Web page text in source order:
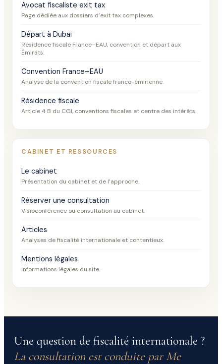
Avocat fiscaliste exit tax
Page dédiée aux dossiers d’exit tax complexes.
Départ à Dubaï
Résidence fiscale France–EAU, convention et départ aux
Émirats.
Convention France–EAU
Analyse de la convention fiscale franco-émirienne.
Résidence fiscale
Article 4 B du CGI, conventions fiscales et centre des intérêts.
CABINET ET RESSOURCES
Le cabinet
Présentation du cabinet et de l’approche.
Réserver une consultation
Visioconférence ou consultation au cabinet.
Articles
Analyses de fiscalité internationale et contentieux.
Mentions légales
Informations légales du site.
Une question de fiscalité internationale ?
La consultation est conduite par Me